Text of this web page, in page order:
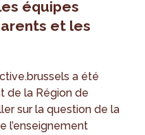
équipes
et les
a été
de la Région de
sur la question de la
l’enseignement